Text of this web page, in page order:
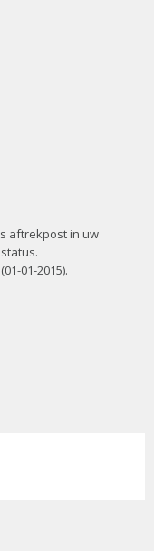
aftrekpost in uw
(01-01-2015).